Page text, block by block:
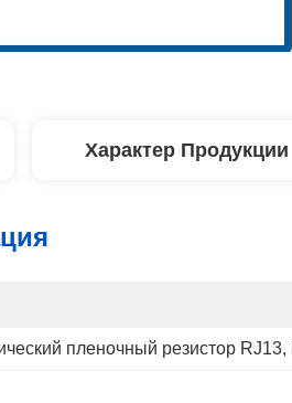
Характер Продукции
пленочный резистор RJ13,